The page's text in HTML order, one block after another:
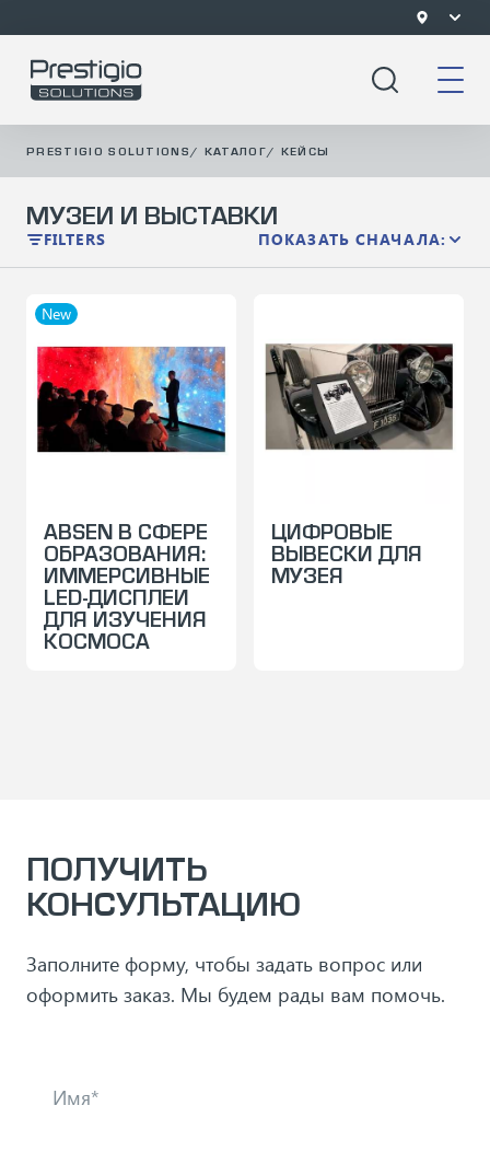
PRESTIGIO SOLUTIONS / КАТАЛОГ/ КЕЙСЫ
МУЗЕИ И ВЫСТАВКИ
FILTERS ПОКАЗАТЬ СНАЧАЛА:
New
ABSEN В СФЕРЕ
ОБРАЗОВАНИЯ:
ИММЕРСИВНЫЕ
LED-ДИСПЛЕИ
ДЛЯ ИЗУЧЕНИЯ
КОСМОСА
ЦИФРОВЫЕ
ВЫВЕСКИ ДЛЯ
МУЗЕЯ
ПОЛУЧИТЬ
КОНСУЛЬТАЦИЮ
Заполните форму, чтобы задать вопрос или
оформить заказ. Мы будем рады вам помочь.